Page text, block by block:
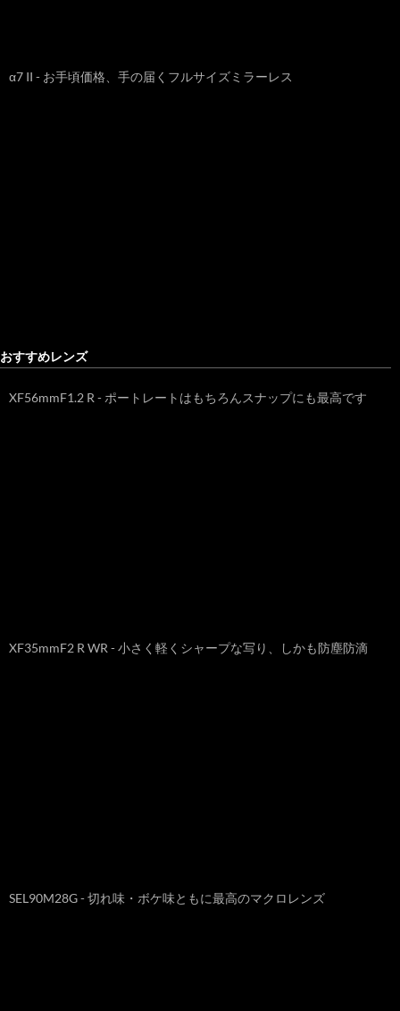
α7 II - お手頃価格、手の届くフルサイズミラーレス
おすすめレンズ
XF56mmF1.2 R - ポートレートはもちろんスナップにも最高です
XF35mmF2 R WR - 小さく軽くシャープな写り、しかも防塵防滴
SEL90M28G - 切れ味・ボケ味ともに最高のマクロレンズ